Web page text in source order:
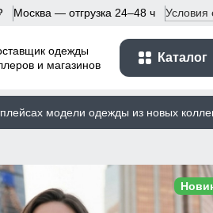
Москва — отгрузка 24–48 ч Условия
одежды
и магазинов
Каталог
модели одежды из новых